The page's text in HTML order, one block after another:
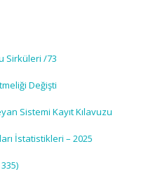
Sirküleri /73
Değişti
Sistemi Kayıt Kılavuzu
İstatistikleri – 2025